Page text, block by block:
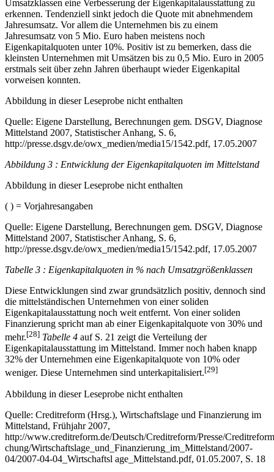
Umsatzklassen eine Verbesserung der Eigenkapitalausstattung zu
erkennen. Tendenziell sinkt jedoch die Quote mit abnehmendem
Jahresumsatz. Vor allem die Unternehmen bis zu einem
Jahresumsatz von 5 Mio. Euro haben meistens noch
Eigenkapitalquoten unter 10%. Positiv ist zu bemerken, dass die
kleinsten Unternehmen mit Umsätzen bis zu 0,5 Mio. Euro in 2005
erstmals seit über zehn Jahren überhaupt wieder Eigenkapital
vorweisen konnten.
Abbildung in dieser Leseprobe nicht enthalten
Quelle: Eigene Darstellung, Berechnungen gem. DSGV, Diagnose
Mittelstand 2007, Statistischer Anhang, S. 6,
http://presse.dsgv.de/owx_medien/media15/1542.pdf, 17.05.2007
Abbildung 3 : Entwicklung der Eigenkapitalquoten im Mittelstand
Abbildung in dieser Leseprobe nicht enthalten
( ) = Vorjahresangaben
Quelle: Eigene Darstellung, Berechnungen gem. DSGV, Diagnose
Mittelstand 2007, Statistischer Anhang, S. 6,
http://presse.dsgv.de/owx_medien/media15/1542.pdf, 17.05.2007
Tabelle 3 : Eigenkapitalquoten in % nach Umsatzgrößenklassen
Diese Entwicklungen sind zwar grundsätzlich positiv, dennoch sind
die mittelständischen Unternehmen von einer soliden
Eigenkapitalausstattung noch weit entfernt. Von einer soliden
Finanzierung spricht man ab einer Eigenkapitalquote von 30% und
mehr.[28] Tabelle 4 auf S. 21 zeigt die Verteilung der
Eigenkapitalausstattung im Mittelstand. Immer noch haben knapp
32% der Unternehmen eine Eigenkapitalquote von 10% oder
weniger. Diese Unternehmen sind unterkapitalisiert.[29]
Abbildung in dieser Leseprobe nicht enthalten
Quelle: Creditreform (Hrsg.), Wirtschaftslage und Finanzierung im
Mittelstand, Frühjahr 2007,
http://www.creditreform.de/Deutsch/Creditreform/Presse/
chung/Wirtschaftslage_und_Finanzierung_im_Mittelstand/2007-
04/2007-04-04_Wirtschaftsl age_Mittelstand.pdf, 01.05.2007, S. 18